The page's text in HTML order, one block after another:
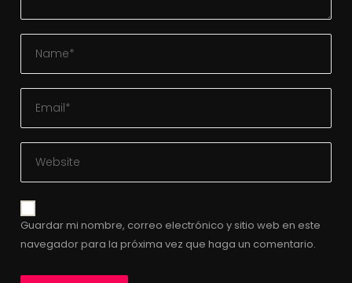
Guardar mi nombre, correo electrónico y sitio web en este
navegador para la próxima vez que haga un comentario.